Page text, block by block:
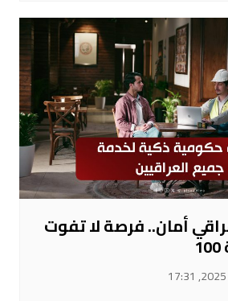
أمان.. فرصة لا تفوت